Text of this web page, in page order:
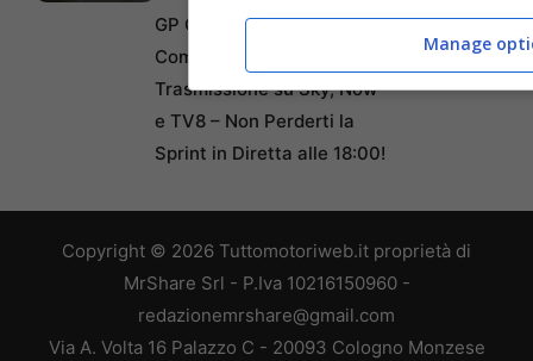
GP Canada 2026: Guida
Completa agli Orari di
Trasmissione su Sky, Now
e TV8 – Non Perderti la
Sprint in Diretta alle 18:00!
Copyright © 2026 Tuttomotoriweb.it proprietà di
MrShare Srl - P.Iva 10216150960 -
redazionemrshare@gmail.com
Via A. Volta 16 Palazzo C - 20093 Cologno Monzese
Manage